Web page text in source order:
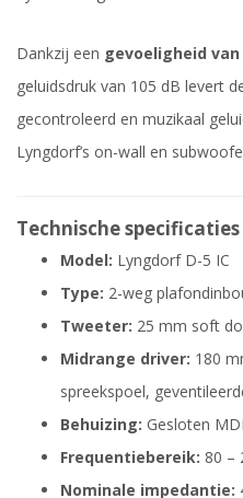
Dankzij een gevoeligheid van
geluidsdruk van 105 dB levert
gecontroleerd en muzikaal
Lyngdorf’s on-wall en
Technische specificaties
Model: Lyngdorf D-5 IC
Type: 2-weg
Tweeter: 25 mm soft
Midrange driver: 180
spreekspoel,
Behuizing: Gesloten
Frequentiebereik: 80 –
Nominale impedantie: